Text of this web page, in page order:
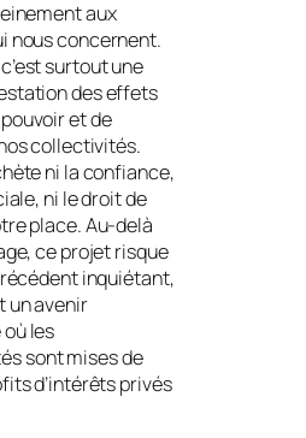
aux
nous concernent.
surtout une
des effets
et de
collectivités.
ni la confiance,
ni le droit de
place. Au-delà
ce projet risque
inquiétant,
un avenir
les
sont mises de
d’intérêts privés